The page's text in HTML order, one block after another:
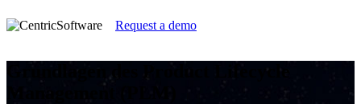
Request a demo
Grundlagen des Product Lifecycle
Management (PLM)